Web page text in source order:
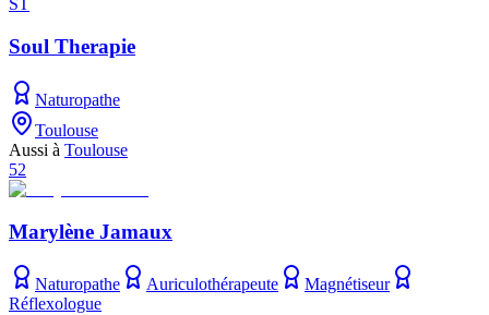
ST
Soul Therapie
Naturopathe
Toulouse
Aussi à Toulouse
52
Marylène Jamaux
Naturopathe Auriculothérapeute
Magnétiseur
Réflexologue